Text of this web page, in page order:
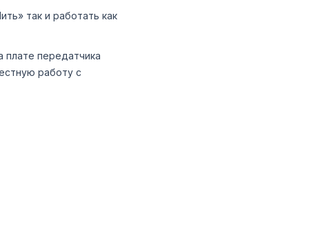
так и работать как
плате передатчика
работу с